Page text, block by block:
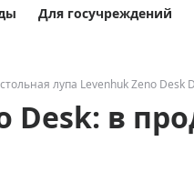
труб
Разное
Компасы
Наборы
Наборы для
Для госучреждений
лупа Levenhuk Zeno Desk
в